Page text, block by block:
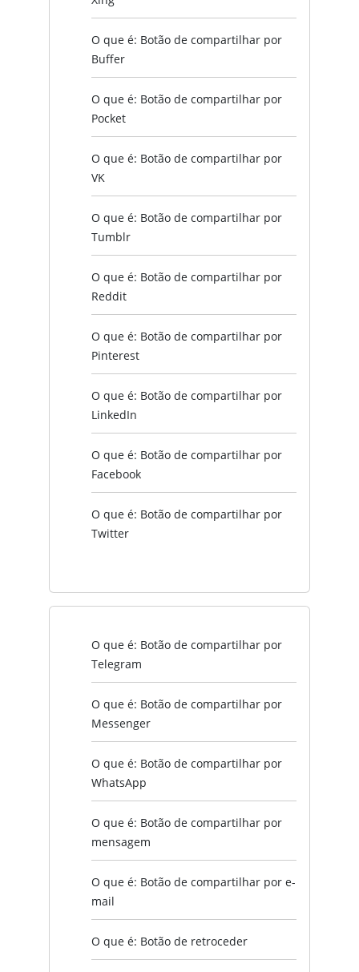
O que é: Botão de compartilhar por
Buffer
O que é: Botão de compartilhar por
Pocket
O que é: Botão de compartilhar por
VK
O que é: Botão de compartilhar por
Tumblr
O que é: Botão de compartilhar por
Reddit
O que é: Botão de compartilhar por
Pinterest
O que é: Botão de compartilhar por
LinkedIn
O que é: Botão de compartilhar por
Facebook
O que é: Botão de compartilhar por
Twitter
O que é: Botão de compartilhar por
Telegram
O que é: Botão de compartilhar por
Messenger
O que é: Botão de compartilhar por
WhatsApp
O que é: Botão de compartilhar por
mensagem
O que é: Botão de compartilhar por e-
mail
O que é: Botão de retroceder